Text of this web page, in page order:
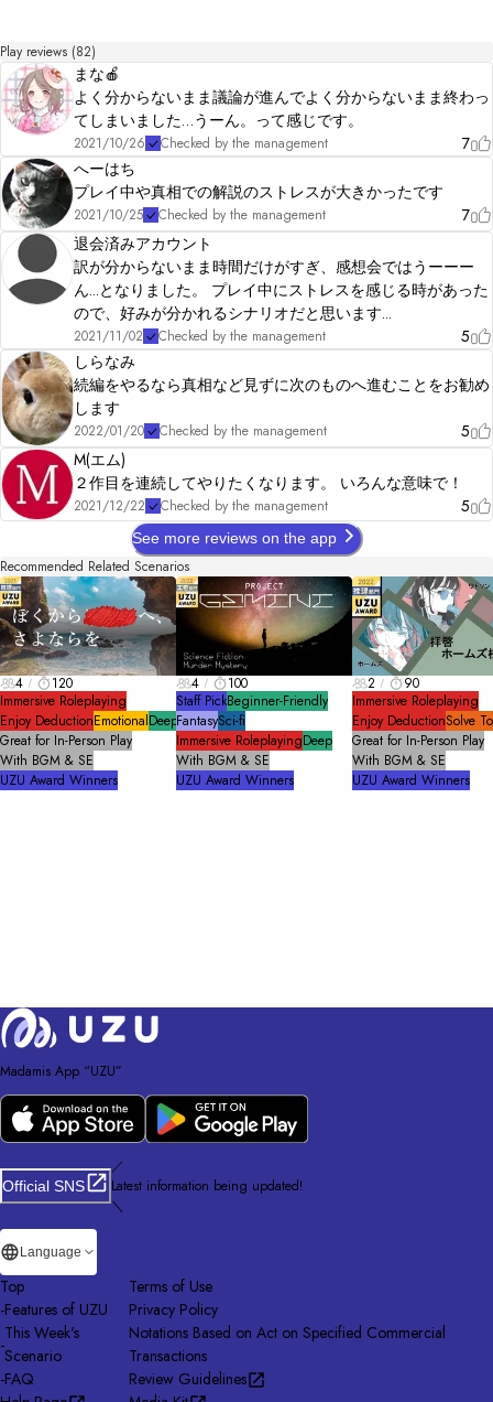
Play reviews (82)
まな🍎
よく分からないまま議論が進んでよく分からないまま終わっ
てしまいました…うーん。って感じです。
2021/10/26 Checked by the management
7
へーはち
プレイ中や真相での解説のストレスが大きかったです
2021/10/25 Checked by the management
7
退会済みアカウント
訳が分からないまま時間だけがすぎ、感想会ではうーーー
ん...となりました。 プレイ中にストレスを感じる時があった
ので、好みが分かれるシナリオだと思います...
2021/11/02 Checked by the management
5
しらなみ
続編をやるなら真相など見ずに次のものへ進むことをお勧め
します
2022/01/20 Checked by the management
5
M(エム)
２作目を連続してやりたくなります。 いろんな意味で！
2021/12/22 Checked by the management 5
See more reviews on the app
Recommended Related Scenarios
4
120
Immersive Roleplaying
Enjoy DeductionEmotionalDeep
Great for In-Person Play
With BGM & SE
UZU Award Winners
4
100
Staff PickBeginner-Friendly
FantasySci-fi
Immersive RoleplayingDeep
With BGM & SE
UZU Award Winners
2
90
Immersive Roleplaying
Enjoy DeductionSolve
Great for In-Person Play
With BGM & SE
UZU Award Winners
Madamis App “UZU”
Official SNS
／
Latest information being updated!
＼
Language
Top
-Features of UZU
-
This Week's
Scenario
-FAQ
Terms of Use
Privacy Policy
Notations Based on Act on Specified Commercial
Transactions
Review Guidelines